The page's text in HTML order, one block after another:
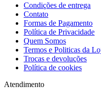
Condições de entrega
Contato
Formas de Pagamento
Política de Privacidade
Quem Somos
Termos e Politicas da
Trocas e devoluções
Política de cookies
Atendimento